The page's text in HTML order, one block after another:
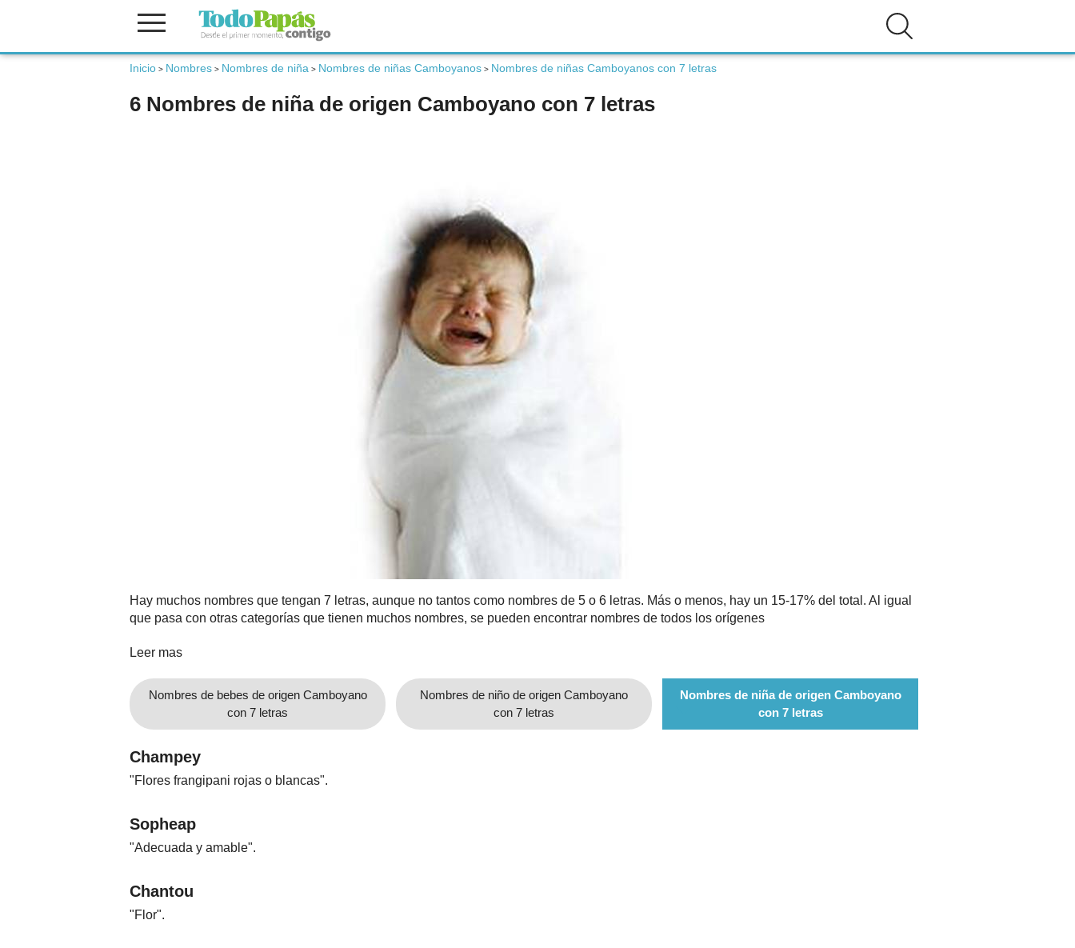
Inicio > Nombres > Nombres de niña > Nombres de niñas Camboyanos > Nombres de niñas Camboyanos con 7 letras
6 Nombres de niña de origen Camboyano con 7 letras
Hay muchos nombres que tengan 7 letras, aunque no tantos como nombres de 5 o 6 letras. Más o menos, hay un 15-17% del total. Al igual
que pasa con otras categorías que tienen muchos nombres, se pueden encontrar nombres de todos los orígenes
Leer mas
Nombres de bebes de origen Camboyano
con 7 letras
Nombres de niño de origen Camboyano
con 7 letras
Nombres de niña de origen Camboyano
con 7 letras
Champey
"Flores frangipani rojas o blancas".
Sopheap
"Adecuada y amable".
Chantou
"Flor".